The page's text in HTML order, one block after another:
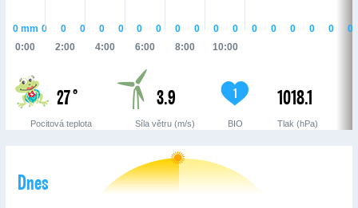
0:00 2:00 4:00 6:00 8:00 10:00
0mm 0 0 0 0 0 0 0 0 0 0 0 0 0 0 0 0 0
27 °
Pocitová teplota
3.9
Síla větru (m/s)
1
BIO
1018.1
Tlak (hPa)
Dnes